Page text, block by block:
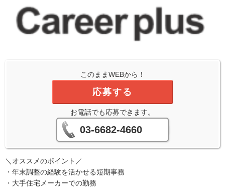
このままWEBから！
応募する
お電話でも応募できます。
03-6682-4660
＼オススメのポイント／
・年末調整の経験を活かせる短期事務
・大手住宅メーカーでの勤務